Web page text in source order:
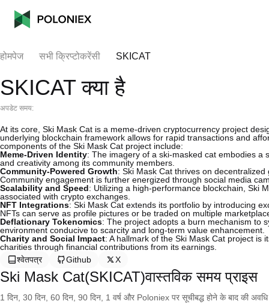
होमपेज सभी क्रिप्टोकरेंसी SKICAT
SKICAT क्या है
अपडेट समय:
At its core, Ski Mask Cat is a meme-driven cryptocurrency project
underlying blockchain framework allows for rapid transactions and
components of the Ski Mask Cat project include:
Meme-Driven Identity: The imagery of a ski-masked cat embodies a
and creativity among its community members.
Community-Powered Growth: Ski Mask Cat thrives on
Community engagement is further energized through social media
Scalability and Speed: Utilizing a high-performance blockchain, Ski
associated with crypto exchanges.
NFT Integrations: Ski Mask Cat extends its portfolio by introducing
NFTs can serve as profile pictures or be traded on multiple
Deflationary Tokenomics: The project adopts a burn mechanism to
environment conducive to scarcity and long-term value enhancement.
Charity and Social Impact: A hallmark of the Ski Mask Cat project is
charities through financial contributions from its earnings.
श्वेतपत्र
Github X
Ski Mask Cat(SKICAT)वास्तविक समय प्राइस
1 दिन, 30 दिन, 60 दिन, 90 दिन, 1 वर्ष और Poloniex पर सूचीबद्ध होने के बाद की